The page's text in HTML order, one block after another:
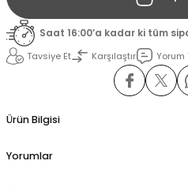
Saat 16:00’a kadar ki tüm
Tavsiye Et
Karşılaştır Yorum
Ürün Bilgisi
Yorumlar